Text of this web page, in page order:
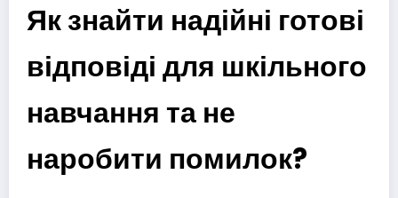
Як знайти надійні готові
відповіді для шкільного
навчання та не
наробити помилок?